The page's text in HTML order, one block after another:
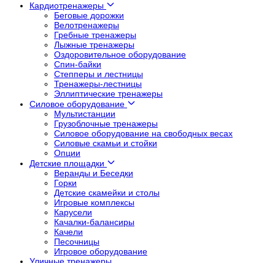
Кардиотренажеры
Беговые дорожки
Велотренажеры
Гребные тренажеры
Лыжные тренажеры
Оздоровительное оборудование
Спин-байки
Степперы и лестницы
Тренажеры-лестницы
Эллиптические тренажеры
Силовое оборудование
Мультистанции
Грузоблочные тренажеры
Силовое оборудование на свободных весах
Силовые скамьи и стойки
Опции
Детские площадки
Веранды и Беседки
Горки
Детские скамейки и столы
Игровые комплексы
Карусели
Качалки-балансиры
Качели
Песочницы
Игровое оборудование